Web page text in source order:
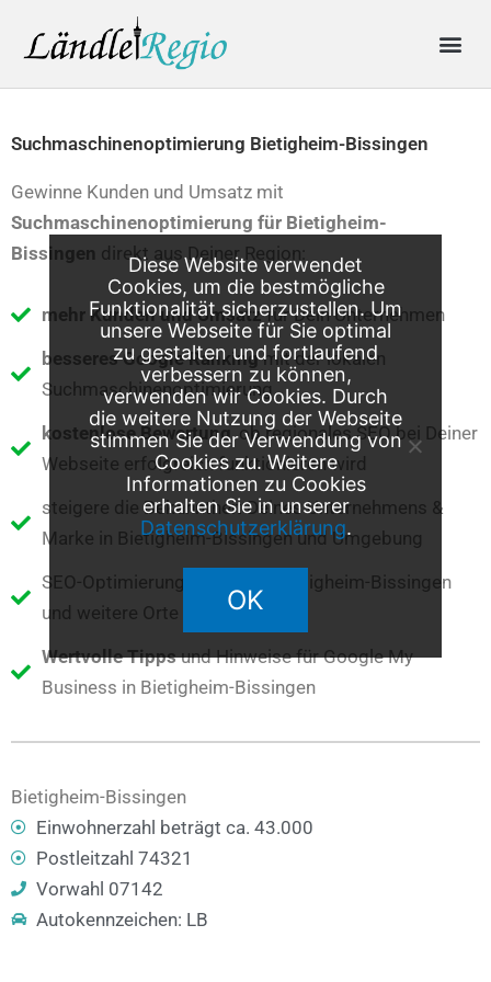
Suchmaschinenoptimierung Bietigheim-Bissingen
Gewinne Kunden und Umsatz mit
Suchmaschinenoptimierung für Bietigheim-
Bissingen direkt aus Deiner Region:
mehr Kunden und Umsatzfür Dein Unternehmen
besseres Google Rankingmit der lokalen
Suchmaschinenoptimierung
kostenlose Bewertung, ob regionales SEO bei Deiner
Webseite erfolgreich funktionieren wird
steigere die Bekanntheit Deines Unternehmens &
Marke in Bietigheim-Bissingen und Umgebung
SEO-Optimierung für 74321 Bietigheim-Bissingen
und weitere Orte im Umkreis
Wertvolle Tippsund Hinweise für Google My
Business in Bietigheim-Bissingen
Bietigheim-Bissingen
Einwohnerzahl beträgt ca. 43.000
Postleitzahl 74321
Vorwahl 07142
Autokennzeichen: LB
Diese Website verwendet
Cookies, um die bestmögliche
Funktionalität sicherzustellen. Um
unsere Webseite für Sie optimal
zu gestalten und fortlaufend
verbessern zu können,
verwenden wir Cookies. Durch
die weitere Nutzung der Webseite
stimmen Sie der Verwendung von
Cookies zu. Weitere
Informationen zu Cookies
erhalten Sie in unserer
Datenschutzerklärung.
OK